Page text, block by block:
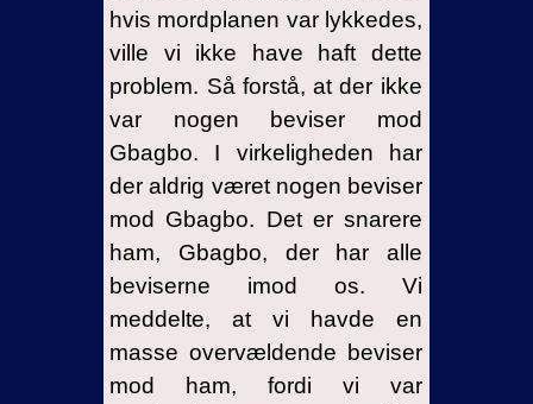
hvis mordplanen var lykkedes,
ville vi ikke have haft dette
problem. Så forstå, at der ikke
var nogen beviser mod
Gbagbo. I virkeligheden har
der aldrig været nogen beviser
mod Gbagbo. Det er snarere
ham, Gbagbo, der har alle
beviserne imod os. Vi
meddelte, at vi havde en
masse overvældende beviser
mod ham, fordi vi var